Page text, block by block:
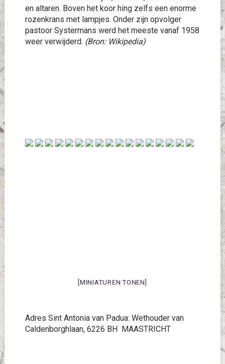
en altaren. Boven het koor hing zelfs een enorme
rozenkrans met lampjes. Onder zijn opvolger
pastoor Systermans werd het meeste vanaf 1958
weer verwijderd. (Bron: Wikipedia)
[MINIATUREN TONEN]
Adres Sint Antonia van Padua: Wethouder van
Caldenborghlaan, 6226 BHMAASTRICHT